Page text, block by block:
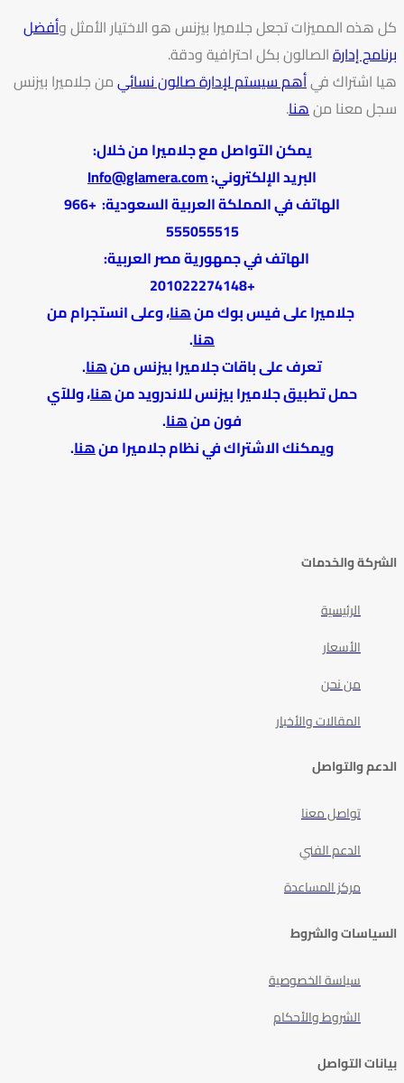
كل هذه المميزات تجعل جلاميرا بيزنس هو الاختيار الأمثل وأفضل
برنامج إدارةالصالون بكل احترافية ودقة.
هيا اشتراك فيأهم سيستم لإدارة صالون نسائيمن جلاميرا بيزنس
سجل معنا منهنا.
يمكن التواصل مع جلاميرا من خلال:
البريد الإلكتروني:Info@glamera.com
الهاتف في المملكة العربية السعودية: +966
555055515
الهاتف في جمهورية مصر العربية:
+201022274148
جلاميرا على فيس بوك منهنا، وعلى انستجرام من
هنا.
تعرف على باقات جلاميرا بيزنس منهنا.
حمل تطبيق جلاميرا بيزنس للاندرويد منهنا، وللآي
فون منهنا.
ويمكنك الاشتراك في نظام جلاميرا منهنا.
الشركة والخدمات
الرئيسية
الأسعار
من نحن
المقالات والأخبار
الدعم والتواصل
تواصل معنا
الدعم الفني
مركز المساعدة
السياسات والشروط
سياسة الخصوصية
الشروط والأحكام
بيانات التواصل